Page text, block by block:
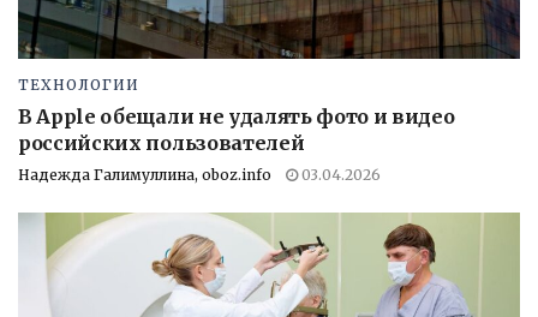
ТЕХНОЛОГИИ
В Apple обещали не удалять фото и видео
российских пользователей
Надежда Галимуллина, oboz.info 03.04.2026